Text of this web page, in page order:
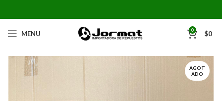
MENU 0 $0
AGOT
ADO